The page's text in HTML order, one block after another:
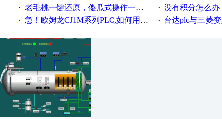
· 老毛桃一键还原，傻瓜式操作一键轻松备份还原；程序为向导式安装，一键即可实现自动备份或还原系统。 · 没有积分怎么办
· 急！欧姆龙CJ1M系列PLC,如何用时间控制变频器。要求时间在组态王中可以自由输入！拜托各位大神了！ · 台达plc与三菱